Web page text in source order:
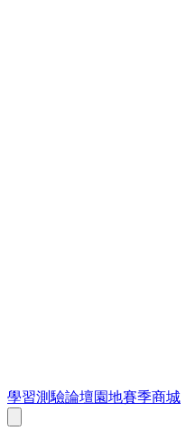
學習測驗論壇園地賽季商城